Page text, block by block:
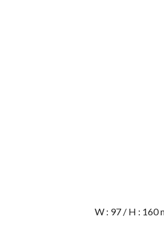
W : 97 / H : 160